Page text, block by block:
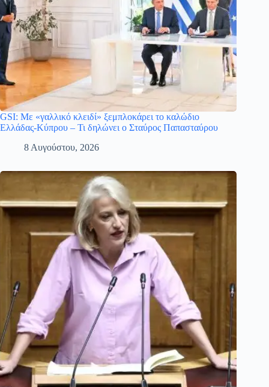
GSI: Με «γαλλικό κλειδί» ξεμπλοκάρει το καλώδιο
Ελλάδας-Κύπρου – Τι δηλώνει ο Σταύρος Παπασταύρου
8 Αυγούστου, 2026